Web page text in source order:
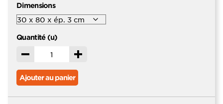
Dimensions
Quantité (u)
Décrémenter Incrémenter
Ajouter au panier